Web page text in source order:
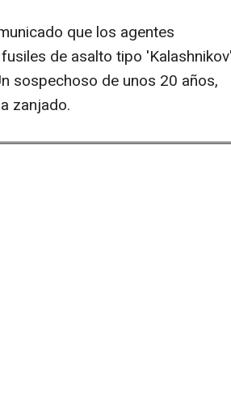
que los agentes
de asalto tipo
sospechoso de unos 20 años,
zanjado.